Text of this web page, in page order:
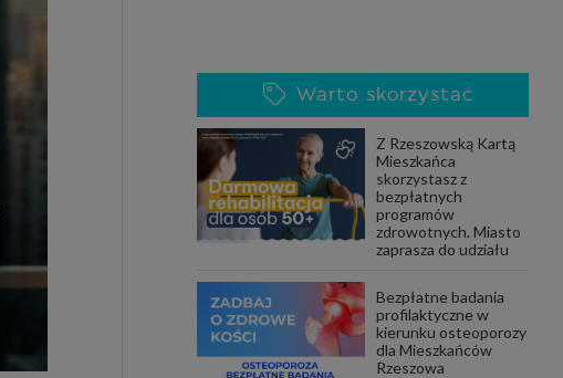
Warto skorzystać
Z Rzeszowską Kartą
Mieszkańca
skorzystasz z
bezpłatnych
programów
zdrowotnych. Miasto
zaprasza do udziału
Bezpłatne badania
profilaktyczne w
kierunku osteoporozy
dla Mieszkańców
Rzeszowa